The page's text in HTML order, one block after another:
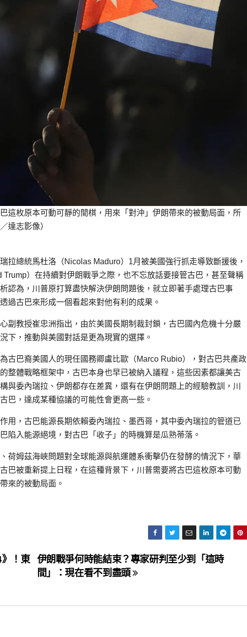
這枚原本可動可靜的閒棋，用來「對沖」伊朗帶來的被動局面，所
達志影像）
拉總統馬杜洛（Nicolas Maduro）1月被美國強行抓走導致斷援後，
）在持續對伊朗戰爭之際，也不忘放話要接管古巴，甚至聲稱
認為，川普原打算盡快解決伊朗問題後，就立即著手處理古巴事
過古巴來形成一個看起來對他有利的成果。
副教授崔忠洲指出，由於美國長期制裁封鎖，古巴國內危機十分嚴
下，推動與美國對話是更為現實的選擇。
古巴裔美國人的現任國務卿盧比歐（Marco Rubio），對古巴共產政
整體戰略框架中，古巴本身也早已被納入議程，這些因素都讓美古
與委內瑞拉、伊朗都存在差異，還有在伊朗問題上的經驗教訓，川
巴，達成某種協議的可能性會更高一些。
用，古巴能源長期依賴委內瑞拉、墨西哥，其中委內瑞拉的管道已
陷入能源絕境，對古巴「收子」的時機算是瓜熟蒂落。
荷姆茲海峽問題對全球能源與航運體系衝擊仍在發酵的情況下，華
巴被重新提上日程，在這種背景下，川普需要將古巴這枚原本可動
來的被動局面。
伊朗戰爭何時能結束？專家研判至少到「這時
間」：現在看不到盡頭
！東